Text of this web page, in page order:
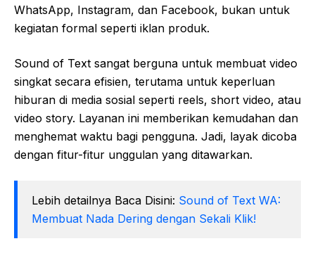
WhatsApp, Instagram, dan Facebook, bukan untuk
kegiatan formal seperti iklan produk.
Sound of Text sangat berguna untuk membuat video
singkat secara efisien, terutama untuk keperluan
hiburan di media sosial seperti reels, short video, atau
video story. Layanan ini memberikan kemudahan dan
menghemat waktu bagi pengguna. Jadi, layak dicoba
dengan fitur-fitur unggulan yang ditawarkan.
Lebih detailnya Baca Disini: Sound of Text WA:
Membuat Nada Dering dengan Sekali Klik!